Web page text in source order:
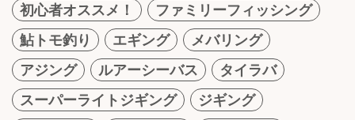
初心者オススメ！
ファミリーフィッシング
鮎トモ釣り
エギング
メバリング
アジング
ルアーシーバス
タイラバ
スーパーライトジギング
ジギング